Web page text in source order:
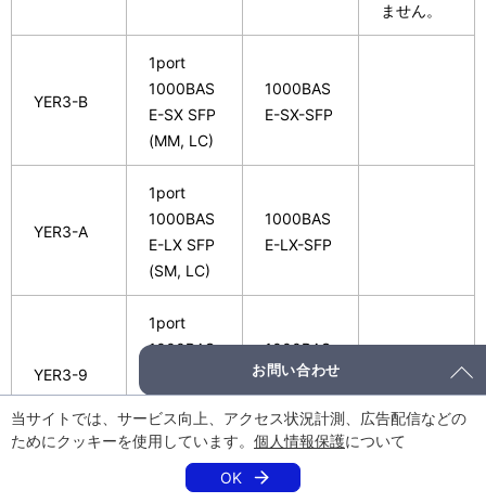
当サイトでは、サービス向上、アクセス状況計測、広告配信などの
ためにクッキーを使用しています。 個人情報保護について
OK
ません。
YER3-B
1port
1000BAS
E-SX SFP
(MM, LC)
1000BAS
E-SX-SFP
YER3-A
1port
1000BAS
E-LX SFP
(SM, LC)
1000BAS
E-LX-SFP
YER3-9
1port
1000BAS
SFP (SM,
LC)
1000BAS
E-ZX-LR-
SFP
お問い合わせ